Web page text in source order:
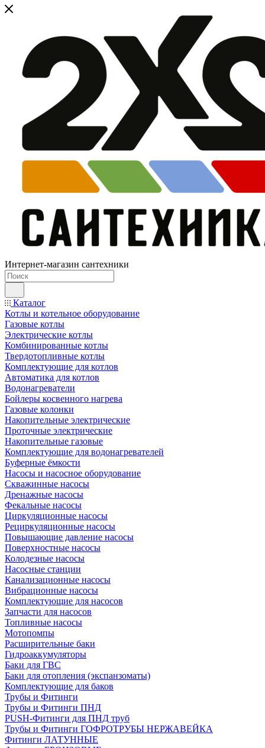
Интернет-магазин сантехники
Каталог
Котлы и котельное оборудование
Газовые котлы
Электрические котлы
Комбинированные котлы
Твердотопливные котлы
Комплектующие для котлов
Автоматика для котлов
Водонагреватели
Бойлеры косвенного нагрева
Газовые колонки
Накопительные электрические
Проточные электрические
Накопительные газовые
Комплектующие для водонагревателей
Буферные ёмкости
Насосы и насосное оборудование
Скважинные насосы
Дренажные насосы
Фекальные насосы
Циркуляционные насосы
Рециркуляционные насосы
Повышающие давление насосы
Поверхностные насосы
Колодезные насосы
Насосные станции
Канализационные насосы
Вибрационные насосы
Комплектующие для насосов
Запчасти для насосов
Топливные насосы
Мотопомпы
Расширительные баки
Гидроаккумуляторы
Баки для ГВС
Баки для отопления (экспанзоматы)
Комплектующие для баков
Трубы и Фитинги
Трубы и Фитинги ПНД
PUSH-Фитинги для ПНД труб
Трубы и Фитинги ГОФРОТРУБЫ НЕРЖАВЕЙКА
Фитинги ЛАТУННЫЕ